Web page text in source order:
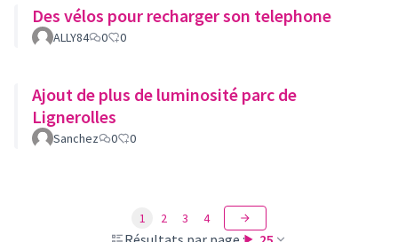
Des vélos pour recharger son telephone
ALLY84 0 0
Ajout de plus de luminosité parc de
Lignerolles
Sanchez 0 0
1 2 3 4